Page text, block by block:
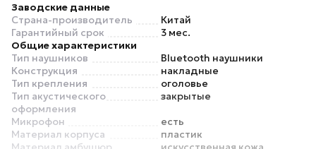
Заводские данные
Страна-производитель
Китай
Гарантийный срок
3 мес.
Общие характеристики
Тип наушников
Bluetooth наушники
Конструкция
накладные
Тип крепления
оголовье
Тип акустического
оформления
закрытые
Микрофон
есть
Материал корпуса
пластик